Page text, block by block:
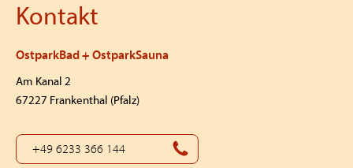
Kontakt
OstparkBad + OstparkSauna
Am Kanal 2
67227 Frankenthal (Pfalz)
+49 6233 366 144